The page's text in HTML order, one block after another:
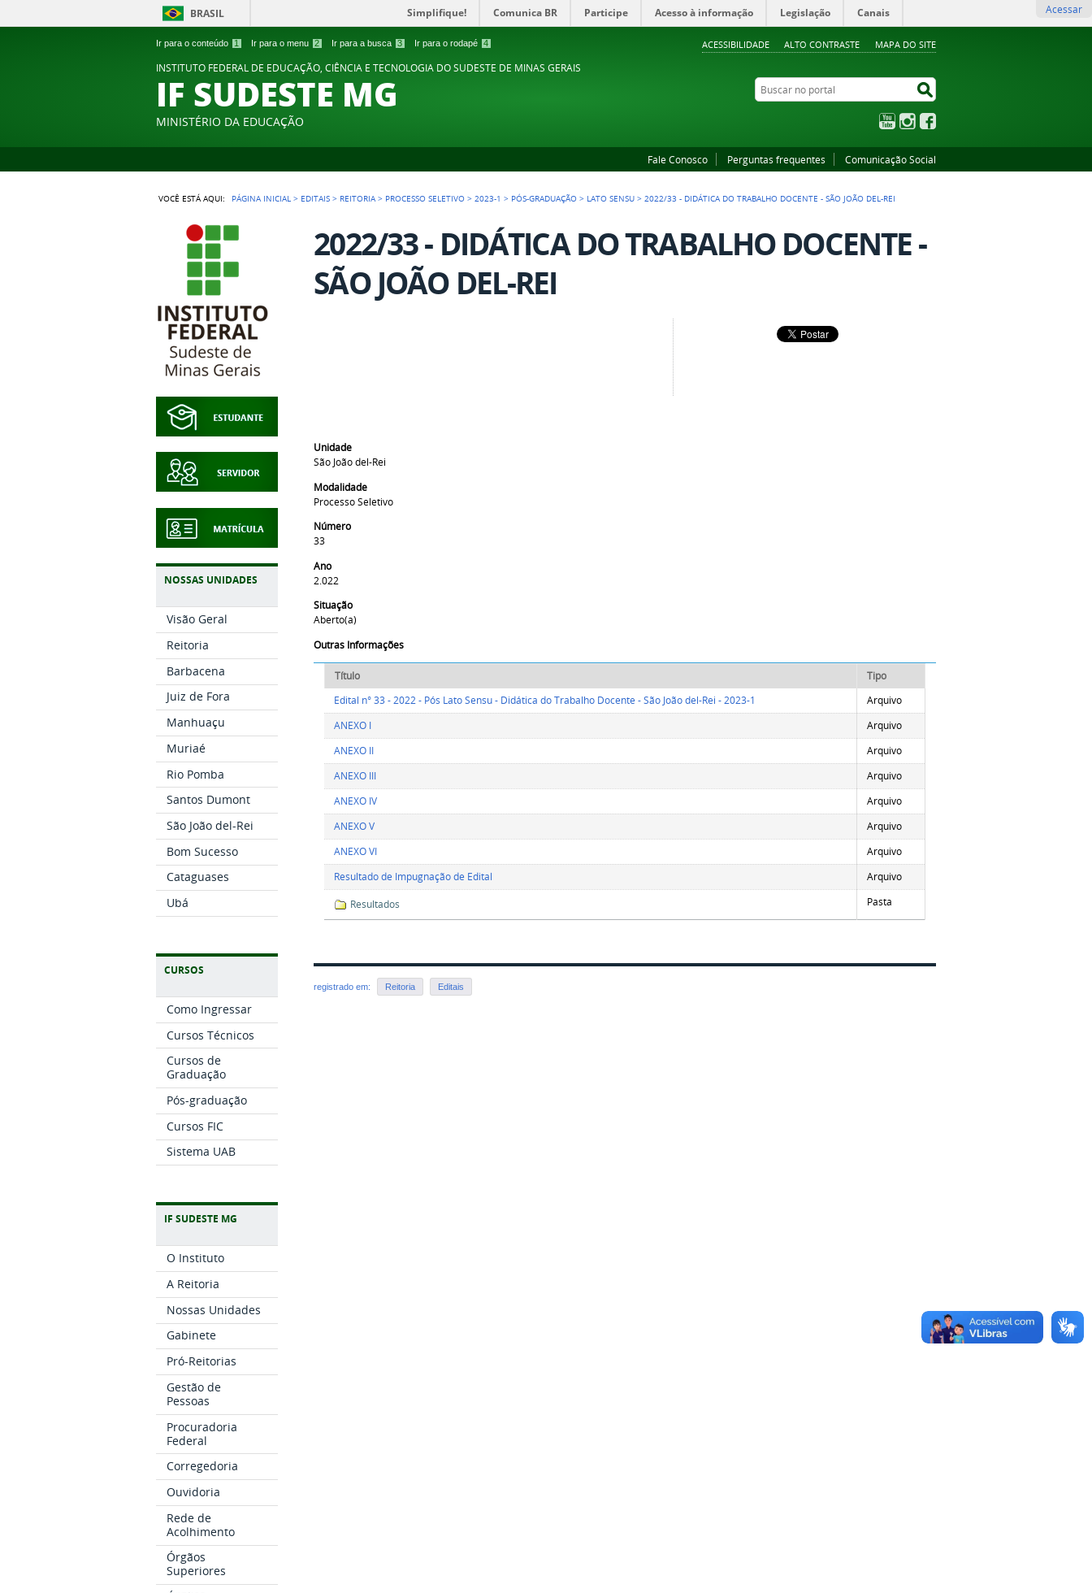
Ir para o conteúdo 1 Ir para o menu 2 Ir para a busca 3 Ir para o rodapé 4 ACESSIBILIDADE ALTO CONTRASTE MAPA DO SITE
BRASIL Simplifique! Comunica BR Participe Acesso à informação Legislação Canais Acessar
INSTITUTO FEDERAL DE EDUCAÇÃO, CIÊNCIA E TECNOLOGIA DO SUDESTE DE MINAS GERAIS
IF SUDESTE MG
MINISTÉRIO DA EDUCAÇÃO
Buscar no portal
YouTubeInstagram
Fale Conosco Perguntas frequentes Comunicação Social
VOCÊ ESTÁ AQUI: PÁGINA INICIAL > EDITAIS > REITORIA > PROCESSO SELETIVO >2023-1 > PÓS-GRADUAÇÃO > LATO SENSU >2022/33 - DIDÁTICA DO TRABALHO DOCENTE - SÃO JOÃO DEL-REI
NOSSAS UNIDADES
Visão Geral
Reitoria
Barbacena
Juiz de Fora
Manhuaçu
Muriaé
Rio Pomba
Santos Dumont
São João del-Rei
Bom Sucesso
Cataguases
Ubá
CURSOS
Como Ingressar
Cursos Técnicos
Cursos de
Graduação
Pós-graduação
Cursos FIC
Sistema UAB
IF SUDESTE MG
O Instituto
A Reitoria
Nossas Unidades
Gabinete
Pró-Reitorias
Gestão de
Pessoas
Procuradoria
Federal
Corregedoria
Ouvidoria
Rede de
Acolhimento
Órgãos
Superiores
2022/33 - DIDÁTICA DO TRABALHO DOCENTE -
SÃO JOÃO DEL-REI
Unidade
São João del-Rei
Modalidade
Processo Seletivo
Número
33
Ano
2.022
Situação
Aberto(a)
Outras Informações
Título
Tipo
Edital n° 33 - 2022 - Pós Lato Sensu - Didática do Trabalho Docente - São João del-Rei - 2023-1
Arquivo
ANEXO I
Arquivo
ANEXO II
Arquivo
ANEXO III
Arquivo
ANEXO IV
Arquivo
ANEXO V
Arquivo
ANEXO VI
Arquivo
Resultado de Impugnação de Edital
Arquivo
Resultados
Pasta
registrado em: Reitoria Editais